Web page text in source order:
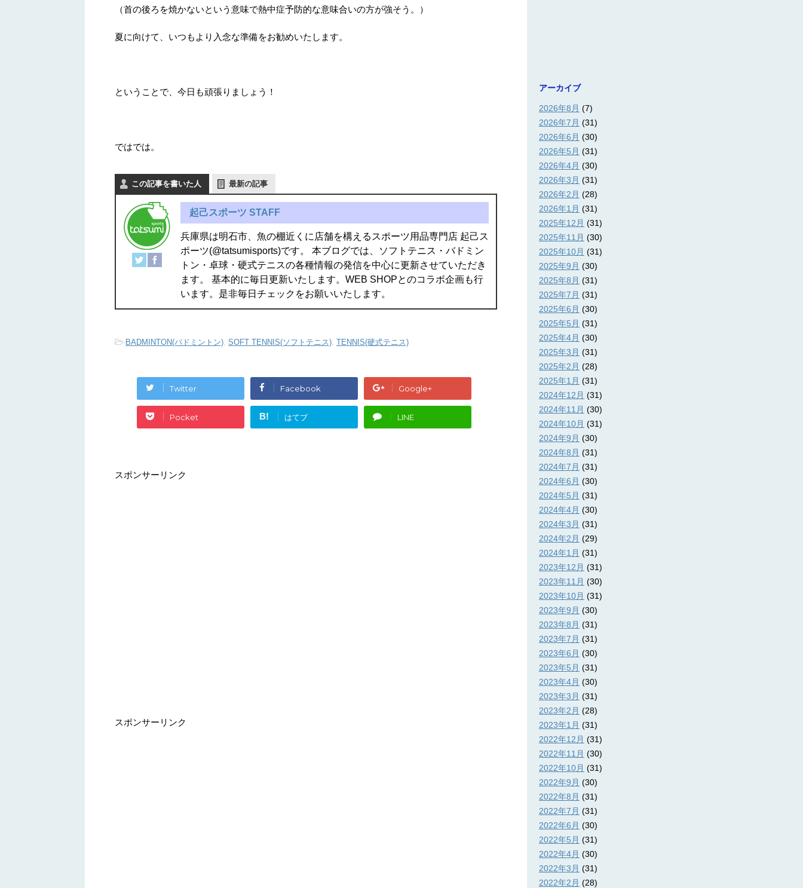
（首の後ろを焼かないという意味で熱中症予防的な意味合いの方が強そう。）
夏に向けて、いつもより入念な準備をお勧めいたします。
ということで、今日も頑張りましょう！
ではでは。
この記事を書いた人 最新の記事
起己スポーツ STAFF
兵庫県は明石市、魚の棚近くに店舗を構えるスポーツ用品専門店 起己ス
ポーツ(@tatsumisports)です。 本ブログでは、ソフトテニス・バドミン
トン・卓球・硬式テニスの各種情報の発信を中心に更新させていただき
ます。 基本的に毎日更新いたします。WEB SHOPとのコラボ企画も行
います。是非毎日チェックをお願いいたします。
-BADMINTON(バドミントン), SOFT TENNIS(ソフトテニス), TENNIS(硬式テニス)
Twitter Facebook Google+
Pocket B! はてブ LINE
スポンサーリンク
スポンサーリンク
アーカイブ
2026年8月 (7)
2026年7月 (31)
2026年6月 (30)
2026年5月 (31)
2026年4月 (30)
2026年3月 (31)
2026年2月 (28)
2026年1月 (31)
2025年12月 (31)
2025年11月 (30)
2025年10月 (31)
2025年9月 (30)
2025年8月 (31)
2025年7月 (31)
2025年6月 (30)
2025年5月 (31)
2025年4月 (30)
2025年3月 (31)
2025年2月 (28)
2025年1月 (31)
2024年12月 (31)
2024年11月 (30)
2024年10月 (31)
2024年9月 (30)
2024年8月 (31)
2024年7月 (31)
2024年6月 (30)
2024年5月 (31)
2024年4月 (30)
2024年3月 (31)
2024年2月 (29)
2024年1月 (31)
2023年12月 (31)
2023年11月 (30)
2023年10月 (31)
2023年9月 (30)
2023年8月 (31)
2023年7月 (31)
2023年6月 (30)
2023年5月 (31)
2023年4月 (30)
2023年3月 (31)
2023年2月 (28)
2023年1月 (31)
2022年12月 (31)
2022年11月 (30)
2022年10月 (31)
2022年9月 (30)
2022年8月 (31)
2022年7月 (31)
2022年6月 (30)
2022年5月 (31)
2022年4月 (30)
2022年3月 (31)
2022年2月 (28)